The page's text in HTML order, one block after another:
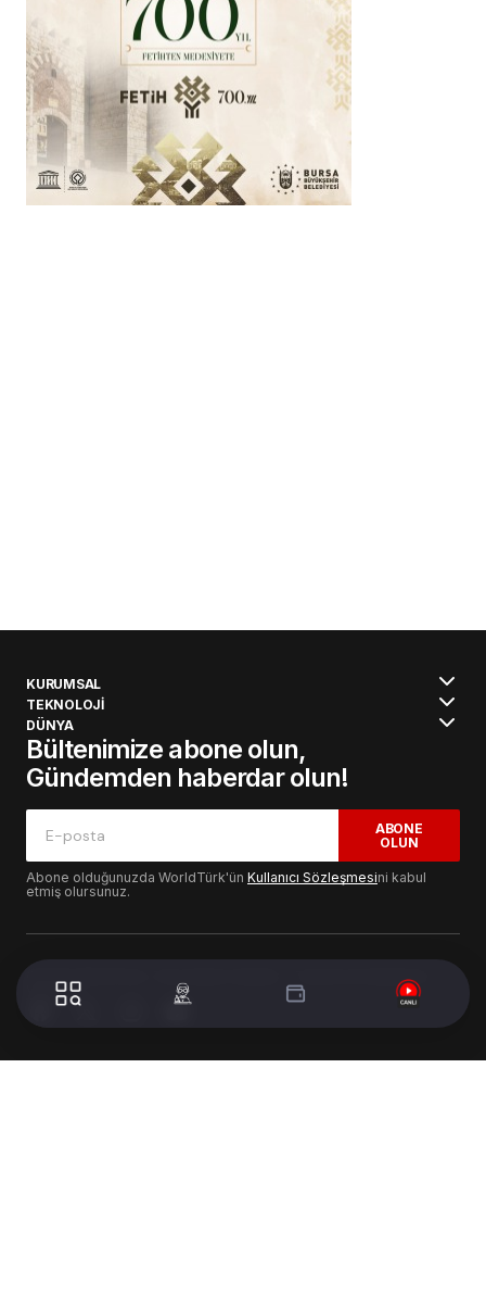
KURUMSAL
TEKNOLOJİ
DÜNYA
Bültenimize abone olun,
Gündemden haberdar olun!
ABONE
OLUN
Abone olduğunuzda WorldTürk'ün Kullanıcı Sözleşmesini kabul
etmiş olursunuz.
© 2024 WorldTurk. Tüm Hakları Saklıdır. - Tasarım & Geliştirme :
Volion's